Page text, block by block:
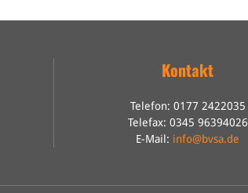
Kontakt
Telefon: 0177 2422035
Telefax: 0345 96394026
E-Mail: info@bvsa.de